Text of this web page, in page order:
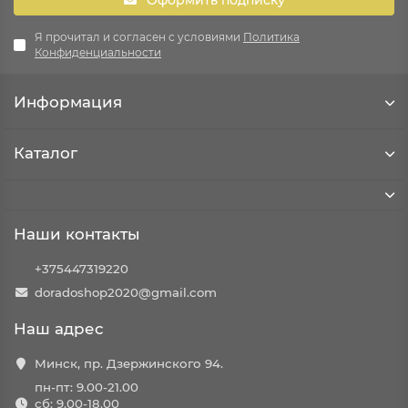
Я прочитал и согласен с условиями Политика
Конфиденциальности
Информация
Каталог
Наши контакты
+375447319220
doradoshop2020@gmail.com
Наш адрес
Минск, пр. Дзержинского 94.
пн-пт: 9.00-21.00
сб: 9.00-18.00